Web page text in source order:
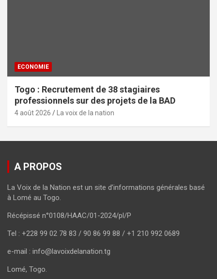
ECONOMIE
Togo : Recrutement de 38 stagiaires
professionnels sur des projets de la BAD
4 août 2026 La voix de la nation
A PROPOS
La Voix de la Nation est un site d’informations générales basé
à Lomé au Togo.
Récépissé n°0108/HAAC/01-2024/pl/P
Tel : +228 99 02 78 83 / 90 86 99 88 / +1 210 992 0689
e-mail : info@lavoixdelanation.tg
Lomé, Togo.